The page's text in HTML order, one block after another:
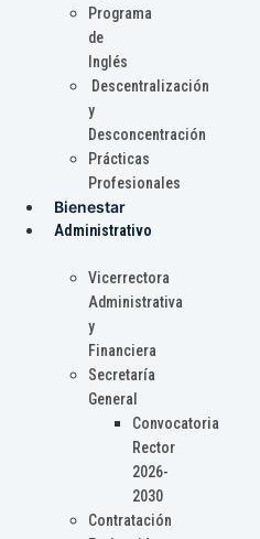
Programa
de
Inglés
Descentralización
y
Desconcentración
Prácticas
Profesionales
Bienestar
Administrativo
Vicerrectora
Administrativa
y
Financiera
Secretaría
General
Convocatoria
Rector
2026-
2030
Contratación